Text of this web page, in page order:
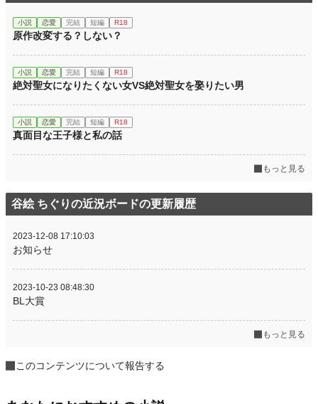
小説 恋愛 完結 短編 R18
原作改変する？しない？
小説 恋愛 完結 短編 R18
絶対聖女になりたくない女VS絶対聖女を娶りたい男
小説 恋愛 完結 短編 R18
真面目な王子様と私の話
もっと見る
谷絵 ちぐりの近況ボードの更新履歴
2023-12-08 17:10:03
お知らせ
2023-10-23 08:48:30
BL大賞
もっと見る
このコンテンツについて報告する